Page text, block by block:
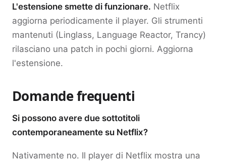
L'estensione smette di funzionare. Netflix
aggiorna periodicamente il player. Gli strumenti
mantenuti (Linglass, Language Reactor, Trancy)
rilasciano una patch in pochi giorni. Aggiorna
l'estensione.
Domande frequenti
Si possono avere due sottotitoli
contemporaneamente su Netflix?
Nativamente no. Il player di Netflix mostra una